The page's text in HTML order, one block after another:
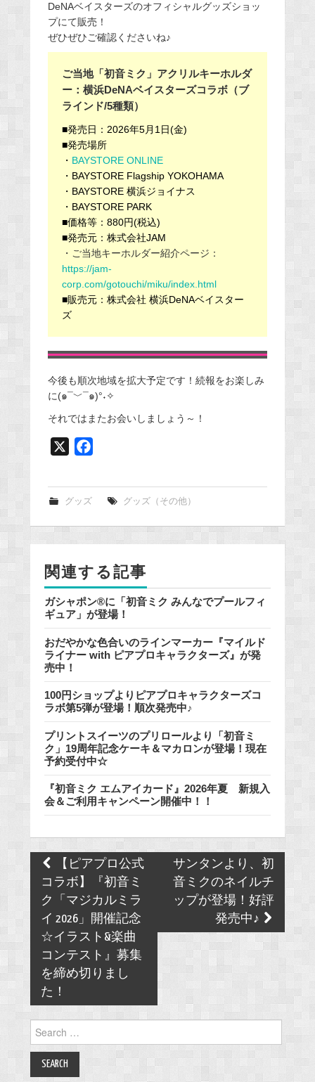
DeNAベイスターズのオフィシャルグッズショッ
プにて販売！
ぜひぜひご確認くださいね♪
ご当地「初音ミク」アクリルキーホルダ
ー：横浜DeNAベイスターズコラボ（ブ
ラインド/5種類）
■発売日：2026年5月1日(金)
■発売場所
・ BAYSTORE ONLINE
・BAYSTORE Flagship YOKOHAMA
・BAYSTORE 横浜ジョイナス
・BAYSTORE PARK
■価格等：880円(税込)
■発売元：株式会社JAM
・ご当地キーホルダー紹介ページ：
https://jam-
corp.com/gotouchi/miku/index.html
■販売元：株式会社 横浜DeNAベイスター
ズ
今後も順次地域を拡大予定です！続報をお楽しみ
に(๑¯﹀¯๑)°˖✧
それではまたお会いしましょう～！
k
グッズ グッズ（その他）
関連する記事
ガシャポン®に「初音ミク みんなでプールフィ
ギュア」が登場！
おだやかな色合いのラインマーカー『マイルド
ライナー with ピアプロキャラクターズ』が発
売中！
100円ショップよりピアプロキャラクターズコ
ラボ第5弾が登場！順次発売中♪
プリントスイーツのプリロールより「初音ミ
ク」19周年記念ケーキ＆マカロンが登場！現在
予約受付中☆
『初音ミク エムアイカード』2026年夏 新規入
会＆ご利用キャンペーン開催中！！
Post
navigation
【ピアプロ公式
コラボ】『初音ミ
ク「マジカルミラ
イ 2026」開催記念
☆イラスト&楽曲
コンテスト』募集
を締め切りまし
た！
サンタンより、初
音ミクのネイルチ
ップが登場！好評
発売中♪
for: